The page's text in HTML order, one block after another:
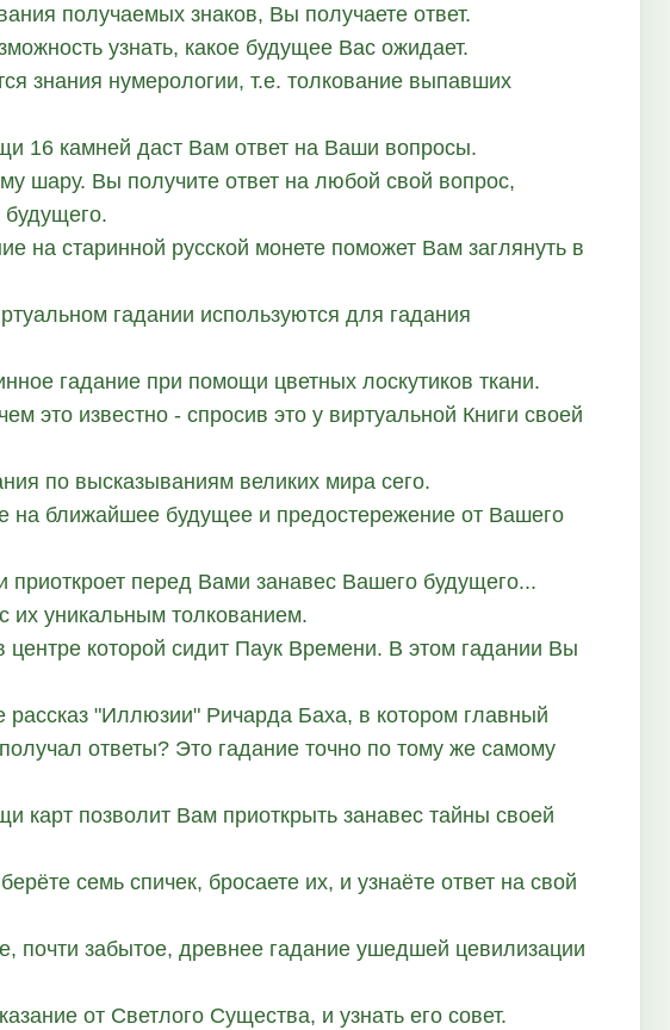
получаемых знаков, Вы получаете ответ.
узнать, какое будущее Вас ожидает.
знания нумерологии, т.е. толкование выпавших
16 камней даст Вам ответ на Ваши вопросы.
шару. Вы получите ответ на любой свой вопрос,
будущего.
на старинной русской монете поможет Вам заглянуть в
гадании используются для гадания
гадание при помощи цветных лоскутиков ткани.
это известно - спросив это у виртуальной Книги своей
по высказываниям великих мира сего.
на ближайшее будущее и предостережение от Вашего
приоткроет перед Вами занавес Вашего будущего...
их уникальным толкованием.
которой сидит Паук Времени. В этом гадании Вы
рассказ "Иллюзии" Ричарда Баха, в котором главный
ответы? Это гадание точно по тому же самому
карт позволит Вам приоткрыть занавес тайны своей
семь спичек, бросаете их, и узнаёте ответ на свой
почти забытое, древнее гадание ушедшей цевилизации
от Светлого Существа, и узнать его совет.